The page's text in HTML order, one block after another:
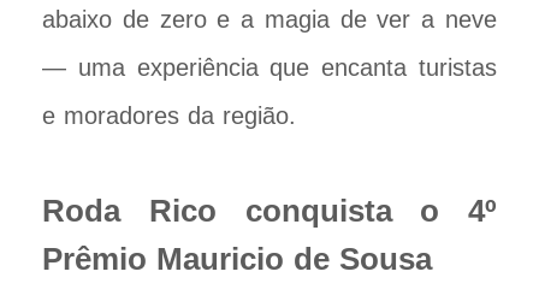
abaixo de zero e a magia de ver a neve
— uma experiência que encanta turistas
e moradores da região.
Roda Rico conquista o 4º
Prêmio Mauricio de Sousa